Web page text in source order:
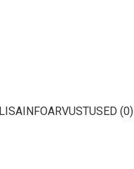
LISAINFOARVUSTUSED (0)